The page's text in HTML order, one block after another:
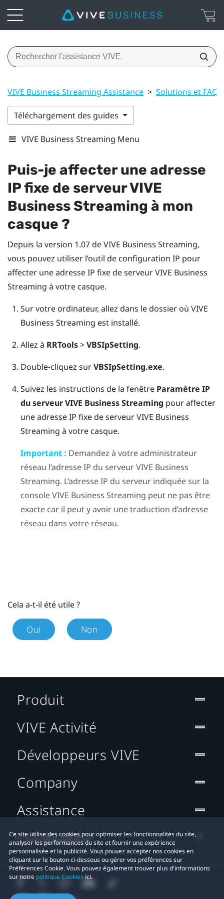
VIVE Business Streaming Assistance > Solutions et FAQ
Téléchargement des guides
VIVE Business Streaming Menu
Puis-je affecter une adresse
IP fixe de serveurVIVE
Business Streaming à mon
casque ?
Depuis la version 1.07 deVIVE Business Streaming,
vous pouvez utiliser l’outil de configuration IP pour
affecter une adresse IP fixe de serveurVIVE Business
Streaming à votre casque.
Sur votre ordinateur, allez dans le dossier où VIVE
Business Streaming est installé.
Allez à RRTools>VBSIpSetting.
Double-cliquez surVBSIpSetting.exe.
Suivez les instructions de la fenêtre Paramètre IP
du serveur VIVE Business Streaming pour affecter
une adresse IP fixe de serveurVIVE Business
Streaming à votre casque.
Important : Demandez à votre administrateur
réseau l’adresse IP du serveurVIVE Business
Streaming. L’adresse IP du serveur indiquée sur la
consoleVIVE Business Streaming peut ne pas être
exacte car il peut y avoir une traduction d’adresse
réseau dans votre réseau.
Cela a-t-il été utile ?
Oui Non
Ce site utilise des cookies pour optimiser les fonctionnalités du site,
analyser les performances du site et fournir une expérience
personnalisée et la publicité. Vous pouvez accepter nos cookies en
cliquant sur le bouton ci-dessous ou gérer vos préférences sur
Préférences Cookie. Vous pouvez également trouver plus d'informations
sur notre politique Cookiesici.
Produit
VIVE Activité
Développeurs VIVE
Company
Assistance
Localisation